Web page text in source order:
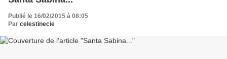
Publié le 16/02/2015 à 08:05
Par celestinecie